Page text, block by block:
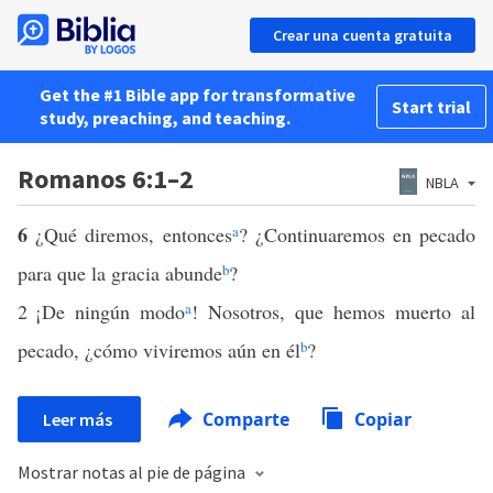
Crear una cuenta gratuita
Get the #1 Bible app for transformative
study, preaching, and teaching.
Start trial
Romanos 6:1–2 NBLA
6 ¿Qué diremos, entoncesa? ¿Continuaremos en pecado
para que la gracia abundeb?
2 ¡De ningún modoa! Nosotros, que hemos muerto al
pecado, ¿cómo viviremos aún en élb?
Leer más Comparte Copiar
Mostrar notas al pie de página